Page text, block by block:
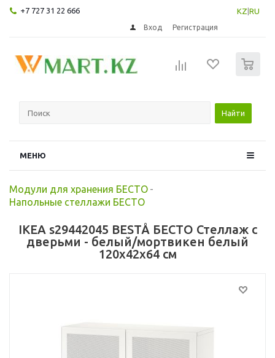
+7 727 31 22 666 KZ RU
Вход Регистрация
Найти
МЕНЮ
Модули для хранения БЕСТО -
Напольные стеллажи БЕСТО
IKEA s29442045 BESTÅ БЕСТО Стеллаж с
дверьми - белый/мортвикен белый
120x42x64 см